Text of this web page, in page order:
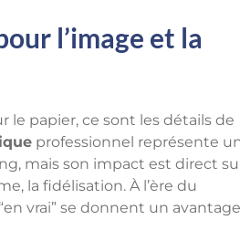
l’image et la
le papier, ce sont les détails de
professionnel représente
mais son impact est direct
la fidélisation. À l’ère du
vrai” se donnent un avantage